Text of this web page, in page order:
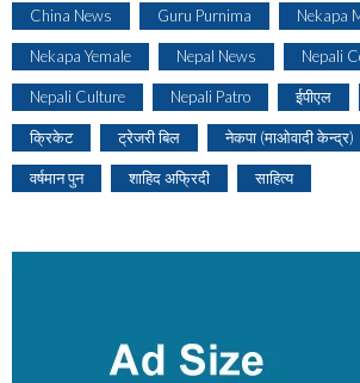
China News Guru Purnima Nekapa
Nekapa Yemale Nepal News Nepali
Nepali Culture Nepali Patro ईपीएल
क्रिकेट ट्रेजरी बिल नेकपा (माओवादी केन्द्र)
वर्षमान पुन शाहिद अफ्रिदी साहित्य